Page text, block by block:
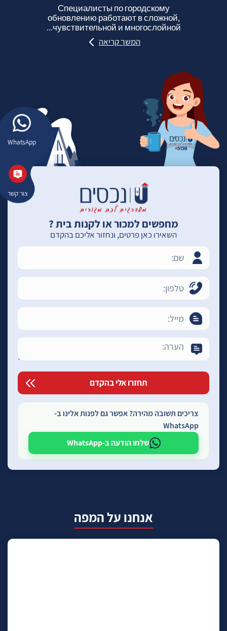
WhatsApp
צור קשר
Специалисты по городскому
обновлению работают в сложной,
чувствительной и многослойной...
המשך קריאה
מחפשים למכור או לקנות בית ?
השאירו כאן פרטים, ונחזור אליכם בהקדם
צריכים תשובה מהירה? אפשר גם לפנות אלינו ב-
WhatsApp
שלחו הודעה ב-WhatsApp
אנחנו על המפה